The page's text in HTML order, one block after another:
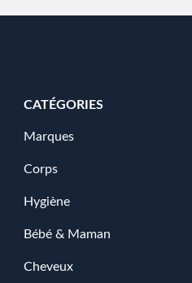
CATÉGORIES
Marques
Corps
Hygiène
Bébé & Maman
Cheveux